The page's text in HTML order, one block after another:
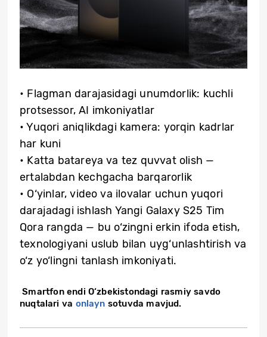
• Flagman darajasidagi unumdorlik: kuchli
protsessor, AI imkoniyatlar
• Yuqori aniqlikdagi kamera: yorqin kadrlar
har kuni
• Katta batareya va tez quvvat olish —
ertalabdan kechgacha barqarorlik
• O‘yinlar, video va ilovalar uchun yuqori
darajadagi ishlash Yangi Galaxy S25 Tim
Qora rangda — bu o‘zingni erkin ifoda etish,
texnologiyani uslub bilan uyg‘unlashtirish va
o‘z yo‘lingni tanlash imkoniyati.
Smartfon endi O‘zbekistondagi rasmiy savdo
nuqtalari va onlayn sotuvda mavjud.